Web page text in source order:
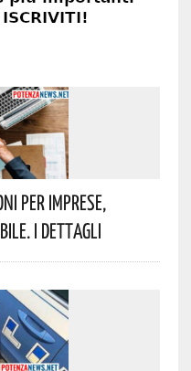
Per Imprese,
I Dettagli